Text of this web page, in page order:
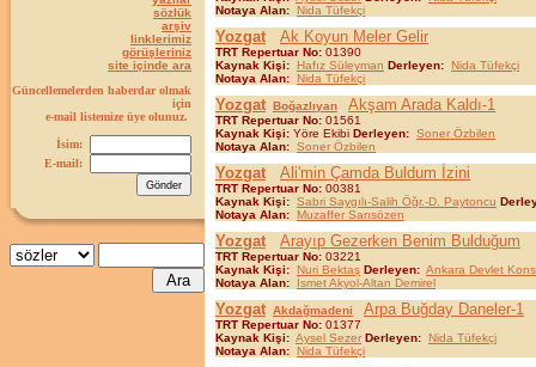
sözlük
arşiv
linklerimiz
görüşleriniz
site içinde ara
Güncellemelerden haberdar olmak
için
e-mail listemize üye olunuz.
İsim:
E-mail:
Notaya Alan: Nida Tüfekçi
Yozgat Ak Koyun Meler Gelir
TRT Repertuar No: 01390
Kaynak Kişi: Hafız Süleyman Derleyen: Nida Tüfekçi
Notaya Alan: Nida Tüfekçi
Yozgat Boğazlıyan Akşam Arada Kaldı-1
TRT Repertuar No: 01561
Kaynak Kişi: Yöre Ekibi Derleyen: Soner Özbilen
Notaya Alan: Soner Özbilen
Yozgat Ali'min Çamda Buldum İzini
TRT Repertuar No: 00381
Kaynak Kişi: Sabri Saygılı-Salih Öğr.-D. Paytoncu
Notaya Alan: Muzaffer Sarısözen
Yozgat Arayıp Gezerken Benim Bulduğum
TRT Repertuar No: 03221
Kaynak Kişi: Nuri Bektaş Derleyen: Ankara Devlet
Notaya Alan:
İsmet Akyol-Altan Demirel
Yozgat Akdağmadeni Arpa Buğday Daneler-1
TRT Repertuar No: 01377
Kaynak Kişi: Aysel Sezer Derleyen: Nida Tüfekçi
Notaya Alan: Nida Tüfekçi